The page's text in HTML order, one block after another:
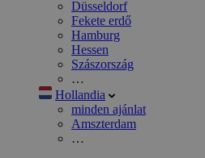
Düsseldorf
Fekete erdő
Hamburg
Hessen
Szászország
…
Hollandia
minden ajánlat
Amszterdam
…